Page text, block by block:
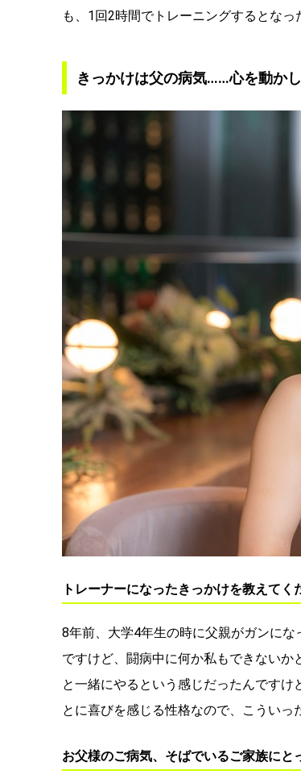
も、1回2時間でトレーニングするとなっ
きっかけは父の病気……心を動か
トレーナーになったきっかけを教えてく
8年前、大学4年生の時に父親がガンに
ですけど、闘病中に何か私もできない
と一緒にやるという感じだったんです
とに喜びを感じる性格なので、こういっ
お父様のご病気、そばでいるご家族に